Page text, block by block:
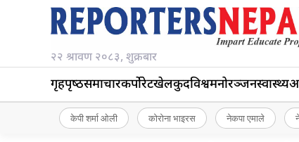
२२ श्रावण २०८३, शुक्रबार
गृहपृष्‍ठसमाचारकर्पोरेटखेलकुदविश्वमनोरञ्जनस्वास्थ्य
केपी शर्मा ओली कोरोना भाइरस नेकपा एमाले